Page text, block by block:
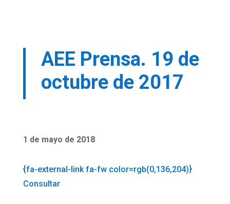
AEE Prensa. 19 de
octubre de 2017
1 de mayo de 2018
{fa-external-link fa-fw color=rgb(0,136,204)}
Consultar